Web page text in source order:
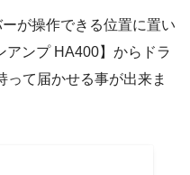
が操作できる位置に置い
アンプ HA400】からドラ
って届かせる事が出来ま